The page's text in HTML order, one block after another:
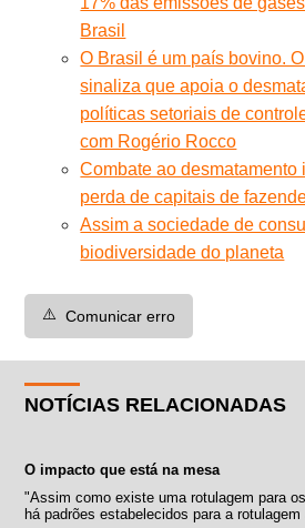
Brasil
O Brasil é um país bovino.
sinaliza que apoia o
políticas setoriais de
com Rogério Rocco
Combate ao desmatamento
perda de capitais de
Assim a sociedade de
biodiversidade do planeta
⚠️ Comunicar erro
NOTÍCIAS RELACIONADAS
O impacto que está na mesa
"Assim como existe uma rotulagem para
há padrões estabelecidos para a